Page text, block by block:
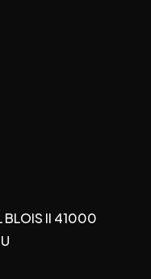
BLOIS II 41000